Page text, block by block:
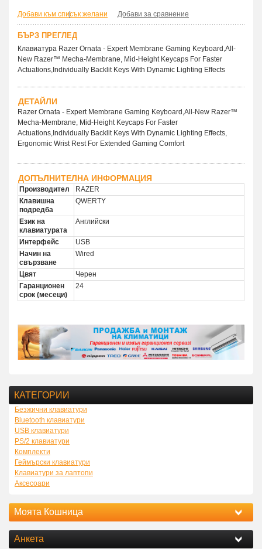
Добави към списък желани
| Добави за сравнение
БЪРЗ ПРЕГЛЕД
Клавиатура Razer Ornata - Expert Membrane Gaming Keyboard,All-
New Razer™ Mecha-Membrane, Mid-Height Keycaps For Faster
Actuations,Individually Backlit Keys With Dynamic Lighting Effects
ДЕТАЙЛИ
Razer Ornata - Expert Membrane Gaming Keyboard,All-New Razer™
Mecha-Membrane, Mid-Height Keycaps For Faster
Actuations,Individually Backlit Keys With Dynamic Lighting Effects,
Ergonomic Wrist Rest For Extended Gaming Comfort
ДОПЪЛНИТЕЛНА ИНФОРМАЦИЯ
Производител
RAZER
Клавишна
подредба
QWERTY
Език на
клавиатурата
Английски
Интерфейс
USB
Начин на
свързване
Wired
Цвят
Черен
Гаранционен
срок (месеци)
24
КАТЕГОРИИ
Безжични клавиатури
Bluetooth клавиатури
USB клавиатури
PS/2 клавиатури
Комплекти
Геймърски клавиатури
Клавиатури за лаптопи
Аксесоари
Моята Кошница
Анкета